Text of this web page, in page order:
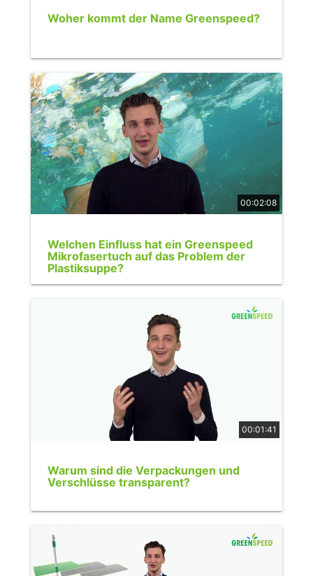
Woher kommt der Name Greenspeed?
00:02:08
Welchen Einfluss hat ein Greenspeed
Mikrofasertuch auf das Problem der
Plastiksuppe?
00:01:41
Warum sind die Verpackungen und
Verschlüsse transparent?